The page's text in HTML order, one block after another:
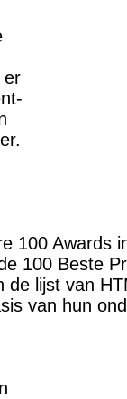
er
100 Awards
100 Beste
lijst van
van hun